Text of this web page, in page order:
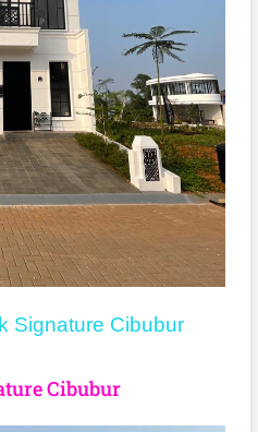
Signature Cibubur
Cibubur